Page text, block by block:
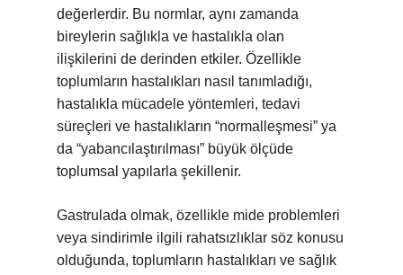
değerlerdir. Bu normlar, aynı zamanda
bireylerin sağlıkla ve hastalıkla olan
ilişkilerini de derinden etkiler. Özellikle
toplumların hastalıkları nasıl tanımladığı,
hastalıkla mücadele yöntemleri, tedavi
süreçleri ve hastalıkların “normalleşmesi” ya
da “yabancılaştırılması” büyük ölçüde
toplumsal yapılarla şekillenir.
Gastrulada olmak, özellikle mide problemleri
veya sindirimle ilgili rahatsızlıklar söz konusu
olduğunda, toplumların hastalıkları ve sağlık